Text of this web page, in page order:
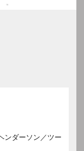
ンダーソン／ツー